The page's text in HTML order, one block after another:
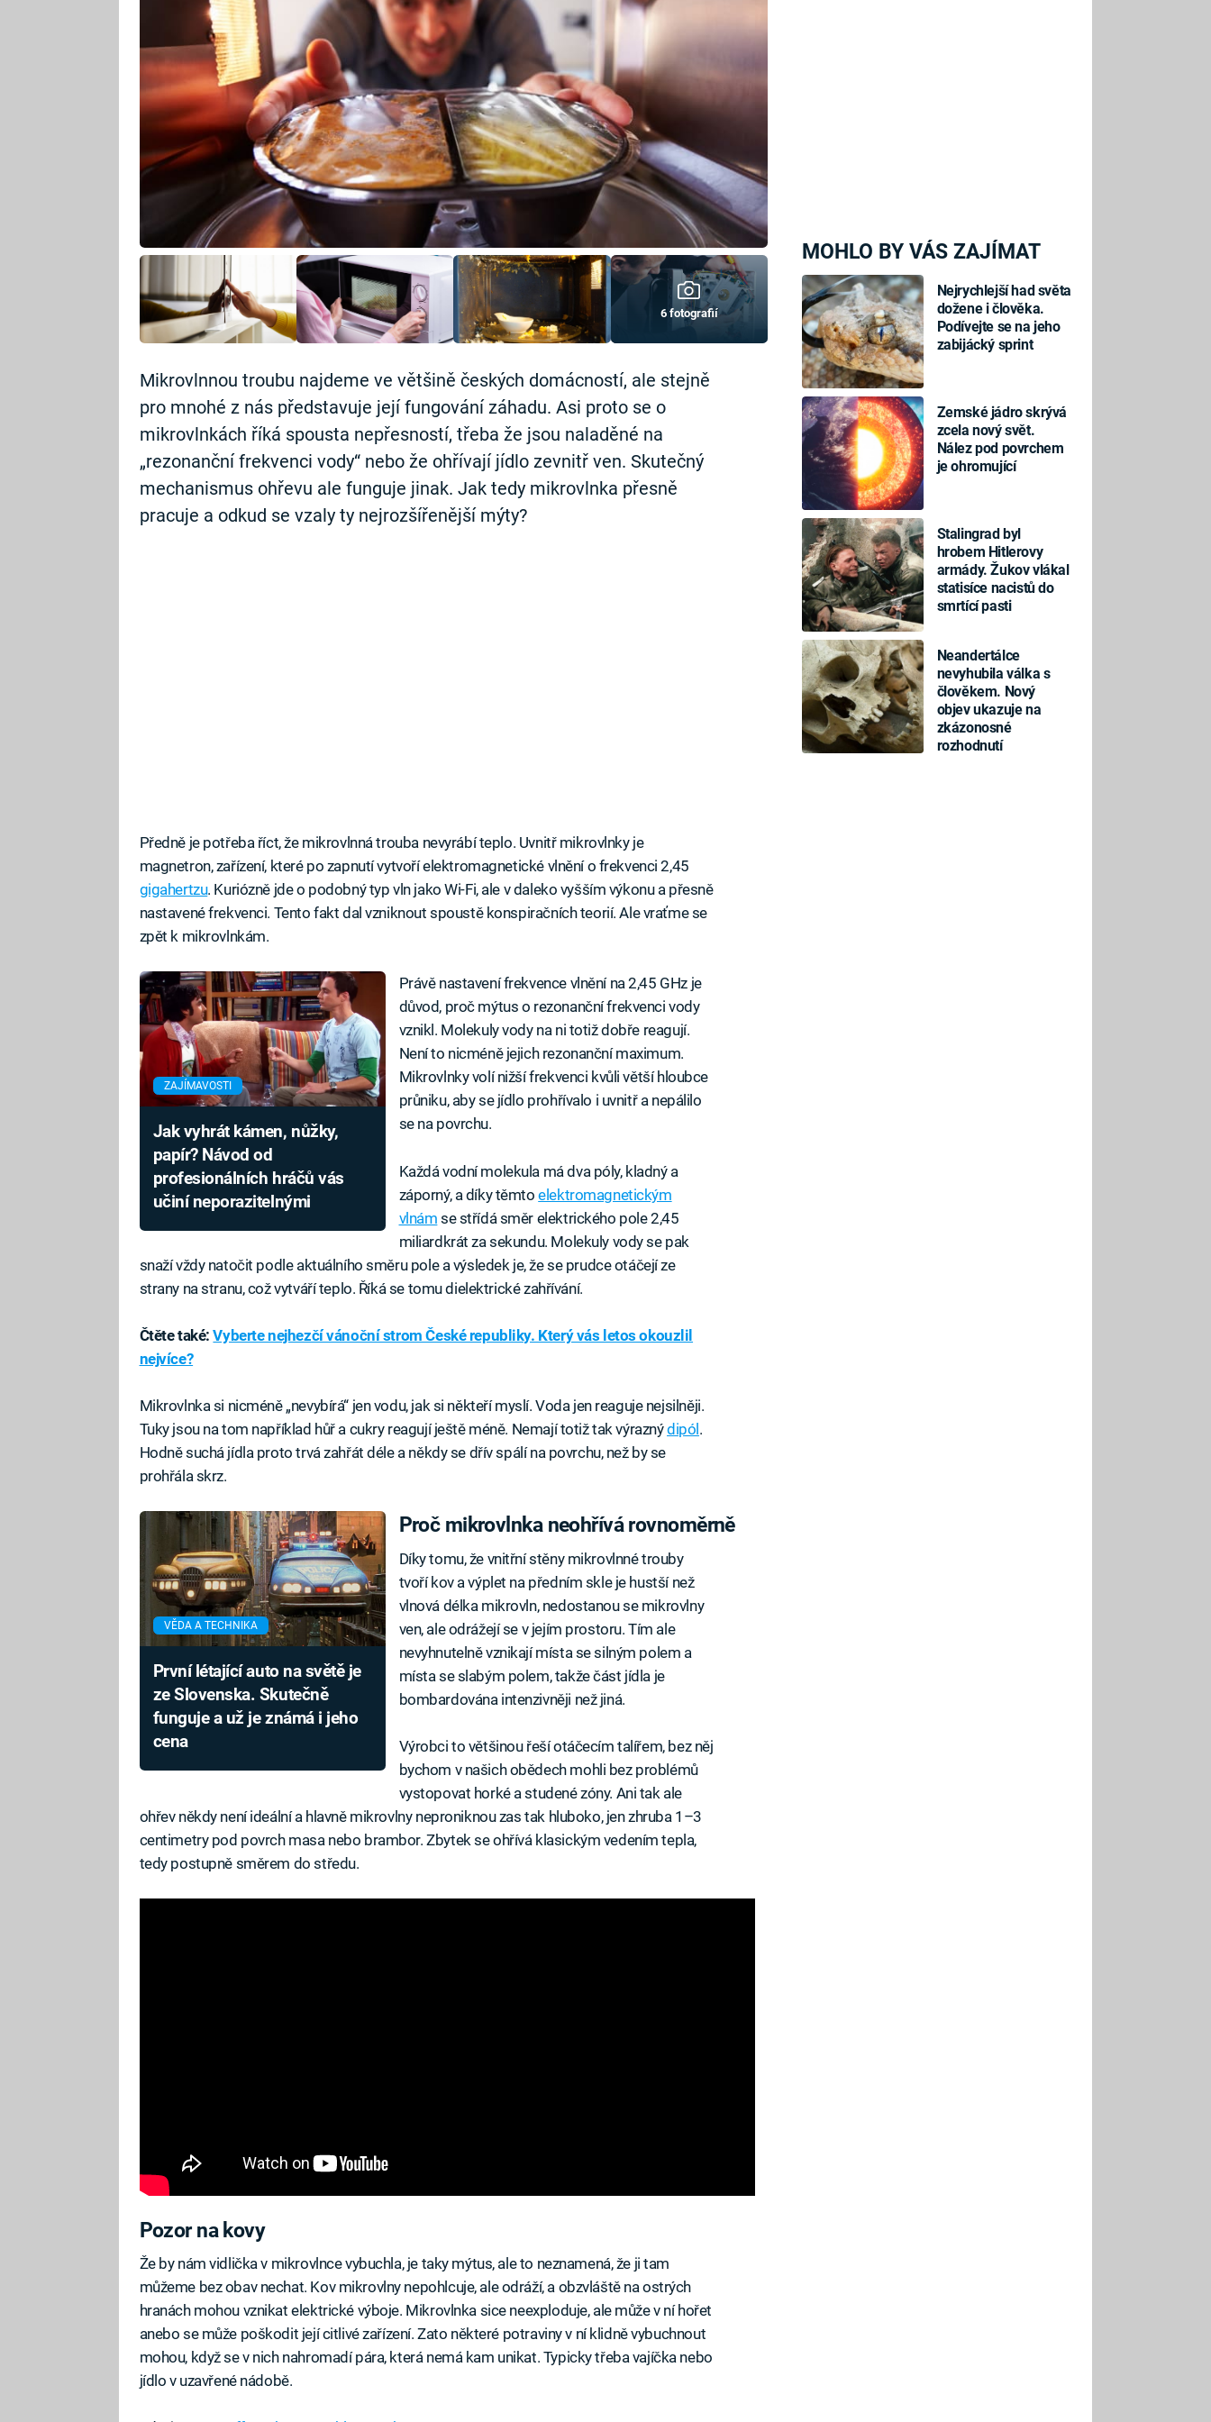
MOHLO BY VÁS ZAJÍMAT
Nejrychlejší had světa
dožene i člověka.
Podívejte se na jeho
zabijácký sprint
Zemské jádro skrývá
zcela nový svět.
Nález pod povrchem
je ohromující
Stalingrad byl
hrobem Hitlerovy
armády. Žukov vlákal
statisíce nacistů do
smrtící pasti
Neandertálce
nevyhubila válka s
člověkem. Nový
objev ukazuje na
zkázonosné
rozhodnutí
6 fotografií
Mikrovlnnou troubu najdeme ve většině českých domácností, ale stejně
pro mnohé z nás představuje její fungování záhadu. Asi proto se o
mikrovlnkách říká spousta nepřesností, třeba že jsou naladěné na
„rezonanční frekvenci vody“ nebo že ohřívají jídlo zevnitř ven. Skutečný
mechanismus ohřevu ale funguje jinak. Jak tedy mikrovlnka přesně
pracuje a odkud se vzaly ty nejrozšířenější mýty?
Předně je potřeba říct, že mikrovlnná trouba nevyrábí teplo. Uvnitř mikrovlnky je
magnetron, zařízení, které po zapnutí vytvoří elektromagnetické vlnění o frekvenci 2,45
gigahertzu. Kuriózně jde o podobný typ vln jako Wi-Fi, ale v daleko vyšším výkonu a přesně
nastavené frekvenci. Tento fakt dal vzniknout spoustě konspiračních teorií. Ale vraťme se
zpět k mikrovlnkám.
ZAJÍMAVOSTI
Jak vyhrát kámen, nůžky,
papír? Návod od
profesionálních hráčů vás
učiní neporazitelnými
Právě nastavení frekvence vlnění na 2,45 GHz je
důvod, proč mýtus o rezonanční frekvenci vody
vznikl. Molekuly vody na ni totiž dobře reagují.
Není to nicméně jejich rezonanční maximum.
Mikrovlnky volí nižší frekvenci kvůli větší hloubce
průniku, aby se jídlo prohřívalo i uvnitř a nepálilo
se na povrchu.
Každá vodní molekula má dva póly, kladný a
záporný, a díky těmtoelektromagnetickým
vlnám se střídá směr elektrického pole 2,45
miliardkrát za sekundu. Molekuly vody se pak
snaží vždy natočit podle aktuálního směru pole a výsledek je, že se prudce otáčejí ze
strany na stranu, což vytváří teplo. Říká se tomu dielektrické zahřívání.
Čtěte také:Vyberte nejhezčí vánoční strom České republiky. Který vás letos okouzlil
nejvíce?
Mikrovlnka si nicméně „nevybírá“ jen vodu, jak si někteří myslí. Voda jen reaguje nejsilněji.
Tuky jsou na tom například hůř a cukry reagují ještě méně. Nemají totiž tak výraznýdipól .
Hodně suchá jídla proto trvá zahřát déle a někdy se dřív spálí na povrchu, než by se
prohřála skrz.
VĚDA A TECHNIKA
První létající auto na světě je
ze Slovenska. Skutečně
funguje a už je známá i jeho
cena
Proč mikrovlnka neohřívá rovnoměrně
Díky tomu, že vnitřní stěny mikrovlnné trouby
tvoří kov a výplet na předním skle je hustší než
vlnová délka mikrovln, nedostanou se mikrovlny
ven, ale odrážejí se v jejím prostoru. Tím ale
nevyhnutelně vznikají místa se silným polem a
místa se slabým polem, takže část jídla je
bombardována intenzivněji než jiná.
Výrobci to většinou řeší otáčecím talířem, bez něj
bychom v našich obědech mohli bez problémů
vystopovat horké a studené zóny. Ani tak ale
ohřev někdy není ideální a hlavně mikrovlny neproniknou zas tak hluboko, jen zhruba 1–3
centimetry pod povrch masa nebo brambor. Zbytek se ohřívá klasickým vedením tepla,
tedy postupně směrem do středu.
Pozor na kovy
Že by nám vidlička v mikrovlnce vybuchla, je taky mýtus, ale to neznamená, že ji tam
můžeme bez obav nechat. Kov mikrovlny nepohlcuje, ale odráží, a obzvláště na ostrých
hranách mohou vznikat elektrické výboje. Mikrovlnka sice neexploduje, ale může v ní hořet
anebo se může poškodit její citlivé zařízení. Zato některé potraviny v ní klidně vybuchnout
mohou, když se v nich nahromadí pára, která nemá kam unikat. Typicky třeba vajíčka nebo
jídlo v uzavřené nádobě.